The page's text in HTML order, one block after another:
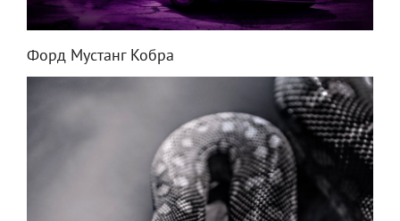
Форд Мустанг Кобра